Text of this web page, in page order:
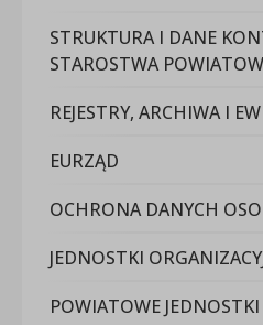
STRUKTURA I DANE
STAROSTWA
REJESTRY, ARCHIWA I
EURZĄD
OCHRONA DANYCH
JEDNOSTKI
POWIATOWE